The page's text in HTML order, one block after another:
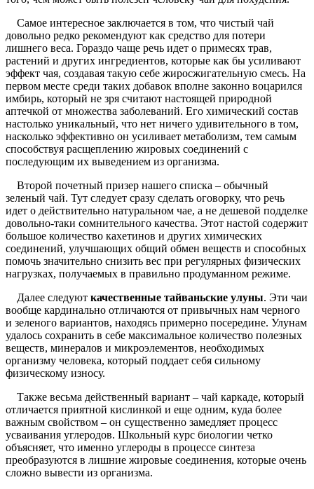
Самое интересное заключается в том, что чистый чай
довольно редко рекомендуют как средство для потери
лишнего веса. Гораздо чаще речь идет о примесях трав,
растений и других ингредиентов, которые как бы усиливают
эффект чая, создавая такую себе жиросжигательную смесь. На
первом месте среди таких добавок вполне законно воцарился
имбирь, который не зря считают настоящей природной
аптечкой от множества заболеваний. Его химический состав
настолько уникальный, что нет ничего удивительного в том,
насколько эффективно он усиливает метаболизм, тем самым
способствуя расщеплению жировых соединений с
последующим их выведением из организма.
Второй почетный призер нашего списка – обычный
зеленый чай. Тут следует сразу сделать оговорку, что речь
идет о действительно натуральном чае, а не дешевой подделке
довольно-таки сомнительного качества. Этот настой содержит
большое количество кахетинов и других химических
соединений, улучшающих общий обмен веществ и способных
помочь значительно снизить вес при регулярных физических
нагрузках, получаемых в правильно продуманном режиме.
Далее следуют качественные тайваньские улуны. Эти чаи
вообще кардинально отличаются от привычных нам черного
и зеленого вариантов, находясь примерно посередине. Улунам
удалось сохранить в себе максимальное количество полезных
веществ, минералов и микроэлементов, необходимых
организму человека, который поддает себя сильному
физическому износу.
Также весьма действенный вариант – чай каркаде, который
отличается приятной кислинкой и еще одним, куда более
важным свойством – он существенно замедляет процесс
усваивания углеродов. Школьный курс биологии четко
объясняет, что именно углероды в процессе синтеза
преобразуются в лишние жировые соединения, которые очень
сложно вывести из организма.